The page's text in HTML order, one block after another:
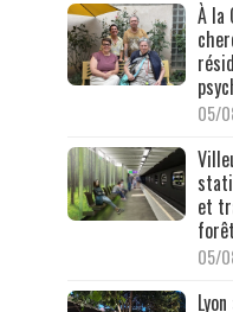
À la
05/
et
forêt
05/